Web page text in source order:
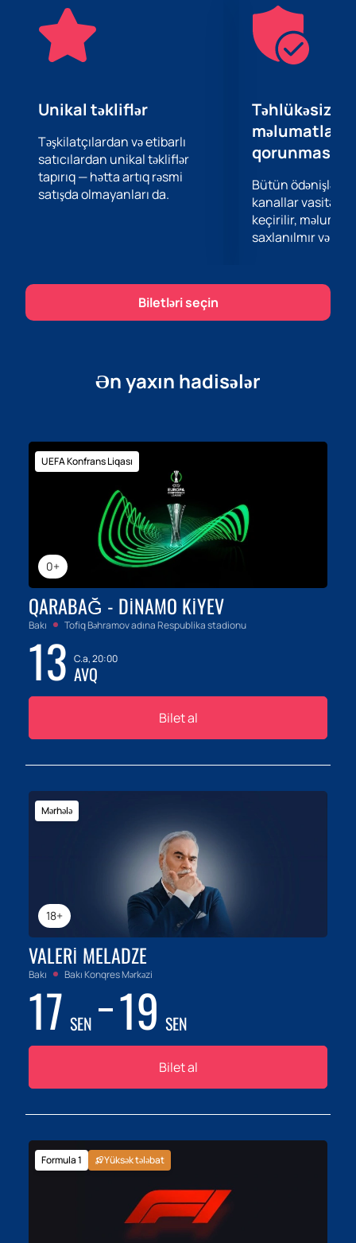
bəstələr, həm də uzun müddətdir özbək musiqisinin
klassiklərinə çevrilmiş sevimli hitləri səslənəcək. Bu, bu
böyüklükdə ulduzun canlı performansını görmək və
onun inanılmaz enerjisindən və istedadından həzz
Bu musiqi bayramının bir hissəsi olmaq şansını
qaçırmayın. Saytımızda indi
bilet ala bilərsiniz . Gecəyə
gecikməyin, çünki yerlərin sayı məhduddur. Yulduz
Usmanovanın konserti — Bu, qaçıra bilməyəcəyiniz bir
tədbirdir!
Saytımızdan biletləri almağa tələsin və özünüzə və
yaxınlarınıza böyük sənətkarın əhatəsində unudulmaz
bir axşam yaşatın. Heydər Əliyev Sarayında Yulduz
Unikal təkliflər
Təşkilatçılardan və etibarlı
satıcılardan unikal təkliflər
tapırıq — hətta artıq rəsmi
satışda olmayanları da.
Təhlükəsiz
məlumatların
qorunması
Bütün ödənişlər
kanallar
keçirilir,
saxlanılmır və
Biletləri seçin
Ən yaxın hadisələr
0+
UEFA Konfrans Liqası
QARABAĞ - DINAMO KIYEV
Bakı Tofiq Bəhramov adına Respublika stadionu
13 C.a, 20:00
AVQ
Bilet al
18+
Mərhələ
VALERI MELADZE
Bakı Bakı Konqres Mərkəzi
17 SEN 19 SEN
Bilet al
Formula 1 Yüksək tələbat